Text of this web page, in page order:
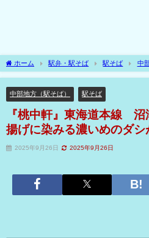
ホーム 駅弁・駅そば 駅そば 中
本線 沼津駅（ホーム） かき揚げに染みる濃
中部地方（駅そば） 駅そば
『桃中軒』東海道本線
揚げに染みる濃いめのダ
2025年9月26日 2025年9月26日